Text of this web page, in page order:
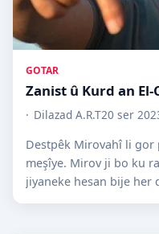
GOTAR
Zanist û Kurd an El-
Dilazad A.R.T20 ser
Destpêk Mirovahî li gor
meşîye. Mirov ji bo ku
jiyaneke hesan bije her